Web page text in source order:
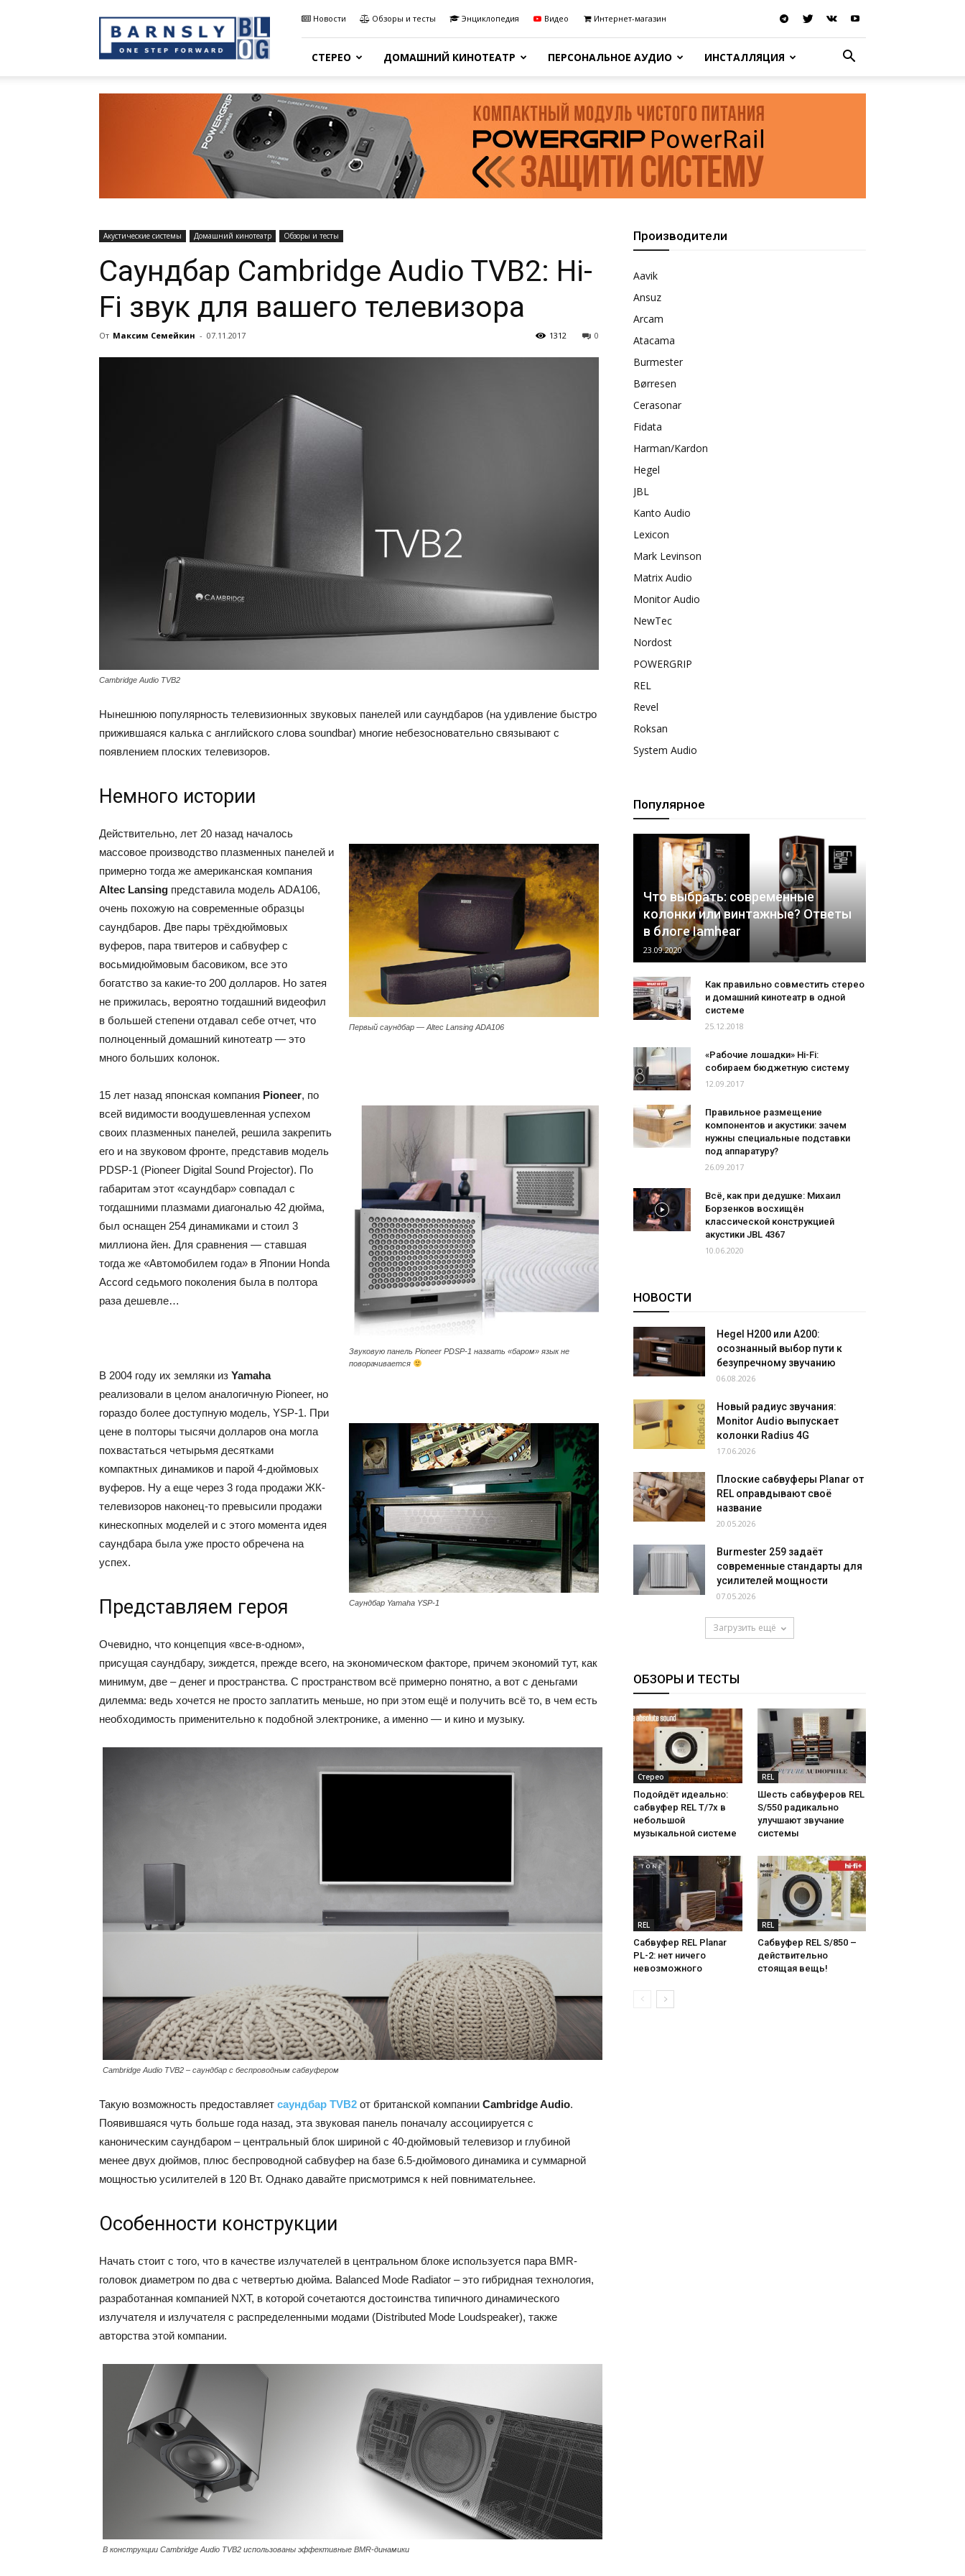
Sound
Blog
Новости Обзоры и тесты Энциклопедия Видео Интернет-магазин
СТЕРЕО ДОМАШНИЙ КИНОТЕАТР ПЕРСОНАЛЬНОЕ АУДИО ИНСТАЛЛЯЦИЯ
Акустические системы Домашний кинотеатр Обзоры и тесты
Саундбар Cambridge Audio TVB2: Hi-
Fi звук для вашего телевизора
От Максим Семейкин - 07.11.2017 0
1312
Cambridge Audio TVB2
Нынешнюю популярность телевизионных звуковых панелей или саундбаров (на удивление быстро
прижившаяся калька с английского слова soundbar) многие небезосновательно связывают с
появлением плоских телевизоров.
Немного истории
Первый саундбар — Altec Lansing ADA106
Действительно, лет 20 назад началось
массовое производство плазменных панелей и
примерно тогда же американская компания
Altec Lansing представила модель ADA106,
очень похожую на современные образцы
саундбаров. Две пары трёхдюймовых
вуферов, пара твитеров и сабвуфер с
восьмидюймовым басовиком, все это
богатство за какие-то 200 долларов. Но затея
не прижилась, вероятно тогдашний видеофил
в большей степени отдавал себе отчет, что
полноценный домашний кинотеатр — это
много больших колонок.
Звуковую панель Pioneer PDSP-1 назвать «баром» язык не
поворачивается
15 лет назад японская компания Pioneer, по
всей видимости воодушевленная успехом
своих плазменных панелей, решила закрепить
его и на звуковом фронте, представив модель
PDSP-1 (Pioneer Digital Sound Projector). По
габаритам этот «саундбар» совпадал с
тогдашними плазмами диагональю 42 дюйма,
был оснащен 254 динамиками и стоил 3
миллиона йен. Для сравнения — ставшая
тогда же «Автомобилем года» в Японии Honda
Accord седьмого поколения была в полтора
раза дешевле…
Саундбар Yamaha YSP-1
В 2004 году их земляки из Yamaha
реализовали в целом аналогичную Pioneer, но
гораздо более доступную модель, YSP-1. При
цене в полторы тысячи долларов она могла
похвастаться четырьмя десятками
компактных динамиков и парой 4-дюймовых
вуферов. Ну а еще через 3 года продажи ЖК-
телевизоров наконец-то превысили продажи
кинескопных моделей и с этого момента идея
саундбара была уже просто обречена на
успех.
Представляем героя
Очевидно, что концепция «все-в-одном»,
присущая саундбару, зиждется, прежде всего, на экономическом факторе, причем экономий тут, как
минимум, две – денег и пространства. С пространством всё примерно понятно, а вот с деньгами
дилемма: ведь хочется не просто заплатить меньше, но при этом ещё и получить всё то, в чем есть
необходимость применительно к подобной электронике, а именно — и кино и музыку.
Cambridge Audio TVB2 – саундбар с беспроводным сабвуфером
Такую возможность предоставляет саундбар TVB2 от британской компании Cambridge Audio.
Появившаяся чуть больше года назад, эта звуковая панель поначалу ассоциируется с
каноническим саундбаром – центральный блок шириной с 40-дюймовый телевизор и глубиной
менее двух дюймов, плюс беспроводной сабвуфер на базе 6.5-дюймового динамика и суммарной
мощностью усилителей в 120 Вт. Однако давайте присмотримся к ней повнимательнее.
Особенности конструкции
Начать стоит с того, что в качестве излучателей в центральном блоке используется пара BMR-
головок диаметром по два с четвертью дюйма. Balanced Mode Radiator – это гибридная технология,
разработанная компанией NXT, в которой сочетаются достоинства типичного динамического
излучателя и излучателя с распределенными модами (Distributed Mode Loudspeaker), также
авторства этой компании.
В конструкции Cambridge Audio TVB2 использованы эффективные BMR-динамики
Производители
Aavik
Ansuz
Arcam
Atacama
Burmester
Børresen
Cerasonar
Fidata
Harman/Kardon
Hegel
JBL
Kanto Audio
Lexicon
Mark Levinson
Matrix Audio
Monitor Audio
NewTec
Nordost
POWERGRIP
REL
Revel
Roksan
System Audio
Популярное
Что выбрать: современные
колонки или винтажные? Ответы
в блоге Iamhear
23.09.2020
Как правильно совместить стерео
и домашний кинотеатр в одной
системе
25.12.2018
«Рабочие лошадки» Hi-Fi:
собираем бюджетную систему
12.09.2017
Правильное размещение
компонентов и акустики: зачем
нужны специальные подставки
под аппаратуру?
26.09.2017
Всё, как при дедушке: Михаил
Борзенков восхищён
классической конструкцией
акустики JBL 4367
10.06.2020
НОВОСТИ
Hegel H200 или A200:
осознанный выбор пути к
безупречному звучанию
06.08.2026
Новый радиус звучания:
Monitor Audio выпускает
колонки Radius 4G
17.06.2026
Плоские сабвуферы Planar от
REL оправдывают своё
название
20.05.2026
Burmester 259 задаёт
современные стандарты для
усилителей мощности
07.05.2026
Загрузить ещё
ОБЗОРЫ И ТЕСТЫ
Стерео
Подойдёт идеально:
сабвуфер REL T/7x в
небольшой
музыкальной системе
REL
Шесть сабвуферов REL
S/550 радикально
улучшают звучание
системы
REL
Сабвуфер REL Planar
PL-2: нет ничего
невозможного
REL
Сабвуфер REL S/850 –
действительно
стоящая вещь!